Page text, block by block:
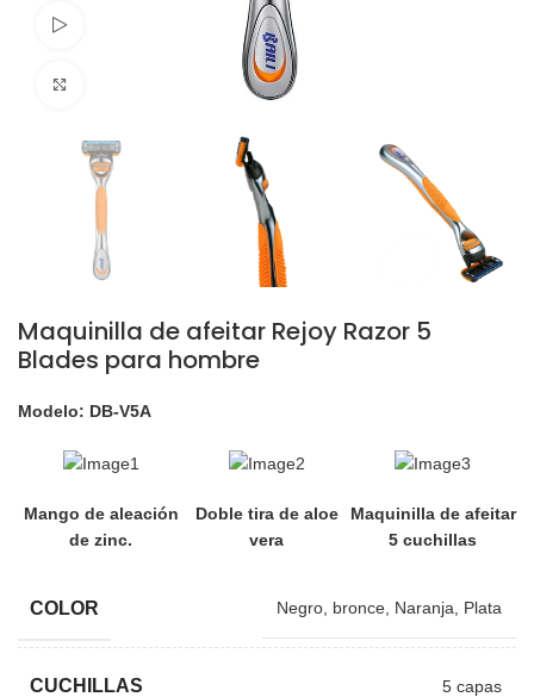
Maquinilla de afeitar Rejoy Razor 5
Blades para hombre
Modelo: DB-V5A
Mango de aleación
de zinc.
Doble tira de aloe
vera
Maquinilla de afeitar
5 cuchillas
COLOR Negro bronce Naranja Plata
CUCHILLAS 5 capas